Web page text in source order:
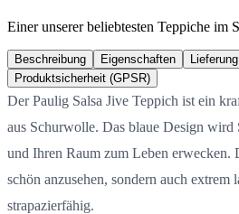
Einer unserer beliebtesten Teppiche im
Beschreibung Eigenschaften
Produktsicherheit (GPSR)
Der Paulig Salsa Jive Teppich ist ein
aus Schurwolle. Das blaue Design wird
und Ihren Raum zum Leben erwecken.
schön anzusehen, sondern auch extrem
strapazierfähig.